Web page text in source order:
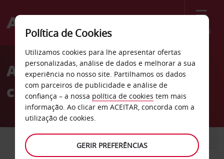
Menu
Welcome
AvisAluguer de
carros Lewisville
CARRO COMERCIAIS
Política de Cookies
Utilizamos cookies para lhe apresentar ofertas
personalizadas, análise de dados e melhorar a sua
experiência no nosso site. Partilhamos os dados
com parceiros de publicidade e análise de
confiança – a nossa política de cookies tem mais
informação. Ao clicar em ACEITAR, concorda com a
utilização de cookies.
GERIR PREFERÊNCIAS